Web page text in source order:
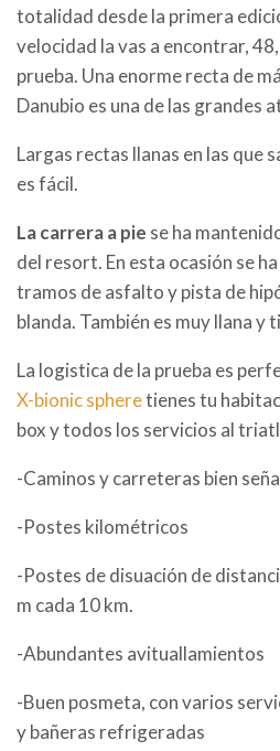
totalidad desde la primera
velocidad la vas a encontrar,
prueba. Una enorme recta de
Danubio es una de las grandes
Largas rectas llanas en las que
es fácil.
La carrera a pie se ha
del resort. En esta ocasión se
tramos de asfalto y pista de
blanda. También es muy llana y
La logistica de la prueba es
X-bionic spheretienes tu
box y todos los servicios al
-Caminos y carreteras bien
-Postes kilométricos
-Postes de disuación de
m cada 10 km.
-Abundantes avituallamientos
-Buen posmeta, con varios
y bañeras refrigeradas